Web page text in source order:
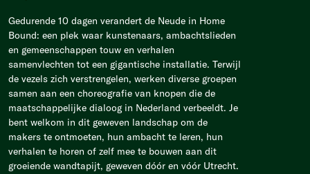
Gedurende 10 dagen verandert de Neude in Home
Bound: een plek waar kunstenaars, ambachtslieden
en gemeenschappen touw en verhalen
samenvlechten tot een gigantische installatie. Terwijl
de vezels zich verstrengelen, werken diverse groepen
samen aan een choreografie van knopen die de
maatschappelijke dialoog in Nederland verbeeldt. Je
bent welkom in dit geweven landschap om de
makers te ontmoeten, hun ambacht te leren, hun
verhalen te horen of zelf mee te bouwen aan dit
groeiende wandtapijt, geweven dóór en vóór Utrecht.